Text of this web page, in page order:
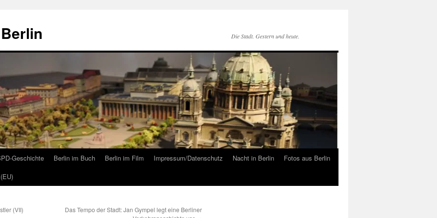
Die Stadt. Gestern und heute.
Geschichte Berlin im Buch Berlin im Film Impressum/Datenschutz Nacht in Berlin
Fotos aus Berlin
(VII)
Das Tempo der Stadt: Jan Gympel legt eine Berliner